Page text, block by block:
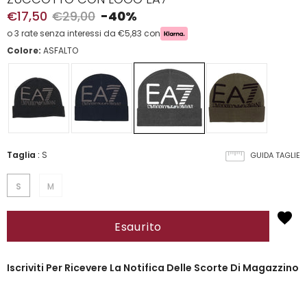
€17,50 €29,00 -40%
o 3 rate senza interessi da €5,83 con
Colore: ASFALTO
GUIDA TAGLIE
Taglia : S
S M
Iscriviti Per Ricevere La Notifica Delle Scorte Di Magazzino